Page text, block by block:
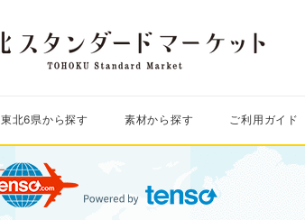
東
北
ダ
東北6県から探す 素材から探す ご利用ガイド